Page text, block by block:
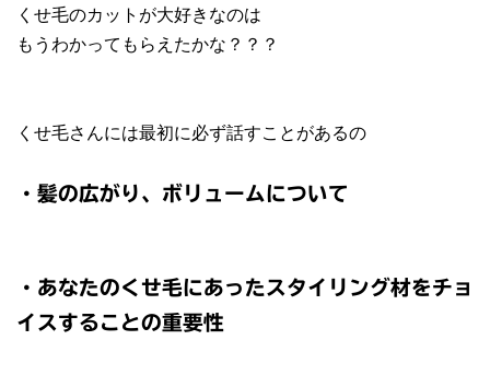
くせ毛のカットが大好きなのは
もうわかってもらえたかな？？？
くせ毛さんには最初に必ず話すことがあるの
・髪の広がり、ボリュームについて
・あなたのくせ毛にあったスタイリング材をチョ
イスすることの重要性